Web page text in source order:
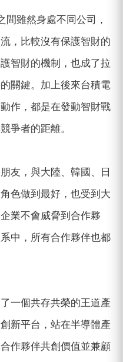
雖然身處不同公司，
，比較沒有保護智財的
智財的機制，也成了拉
關鍵。加上後來台積電
作，都是在發動智財戰
爭者的距離。
友，與大陸、韓國、日
色做到最好，也受到大
業不會威脅到合作夥
中，所有合作夥伴也都
一個共存共榮的王道產
新平台，站在半導體產
作夥伴共創價值並兼顧